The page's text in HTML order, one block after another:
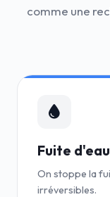
comme une
Fuite d'eau
On stoppe la
irréversibles.